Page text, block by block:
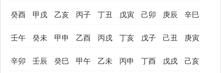
癸酉 甲戌 乙亥 丙子 丁丑 戊寅 己卯 庚辰 辛巳
壬午 癸未 甲申 乙酉 丙戌 丁亥 戊子 己丑 庚寅
辛卯 壬辰 癸巳 甲午 乙未 丙申 丁酉 戊戌 己亥